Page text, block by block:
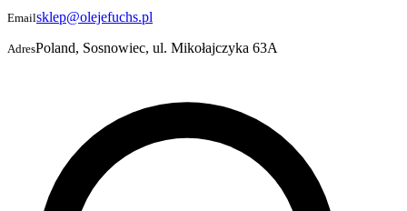
Emailsklep@olejefuchs.pl
AdresPoland, Sosnowiec, ul. Mikołajczyka 63A